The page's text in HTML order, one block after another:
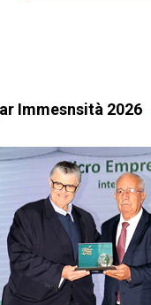
Immesnsità 2026